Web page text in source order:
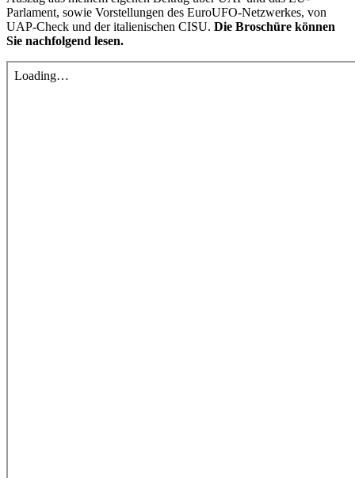
Parlament, sowie Vorstellungen des EuroUFO-Netzwerkes, von
UAP-Check und der italienischen CISU. Die Broschüre können
Sie nachfolgend lesen.